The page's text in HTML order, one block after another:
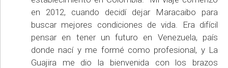
en 2012, cuando decidí dejar Maracaibo para
buscar mejores condiciones de vida. Era difícil
pensar en tener un futuro en Venezuela, país
donde nací y me formé como profesional, y La
Guajira me dio la bienvenida con los brazos